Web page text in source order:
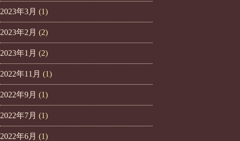
2023年3月 (1)
2023年2月 (2)
2023年1月 (2)
2022年11月 (1)
2022年9月 (1)
2022年7月 (1)
2022年6月 (1)